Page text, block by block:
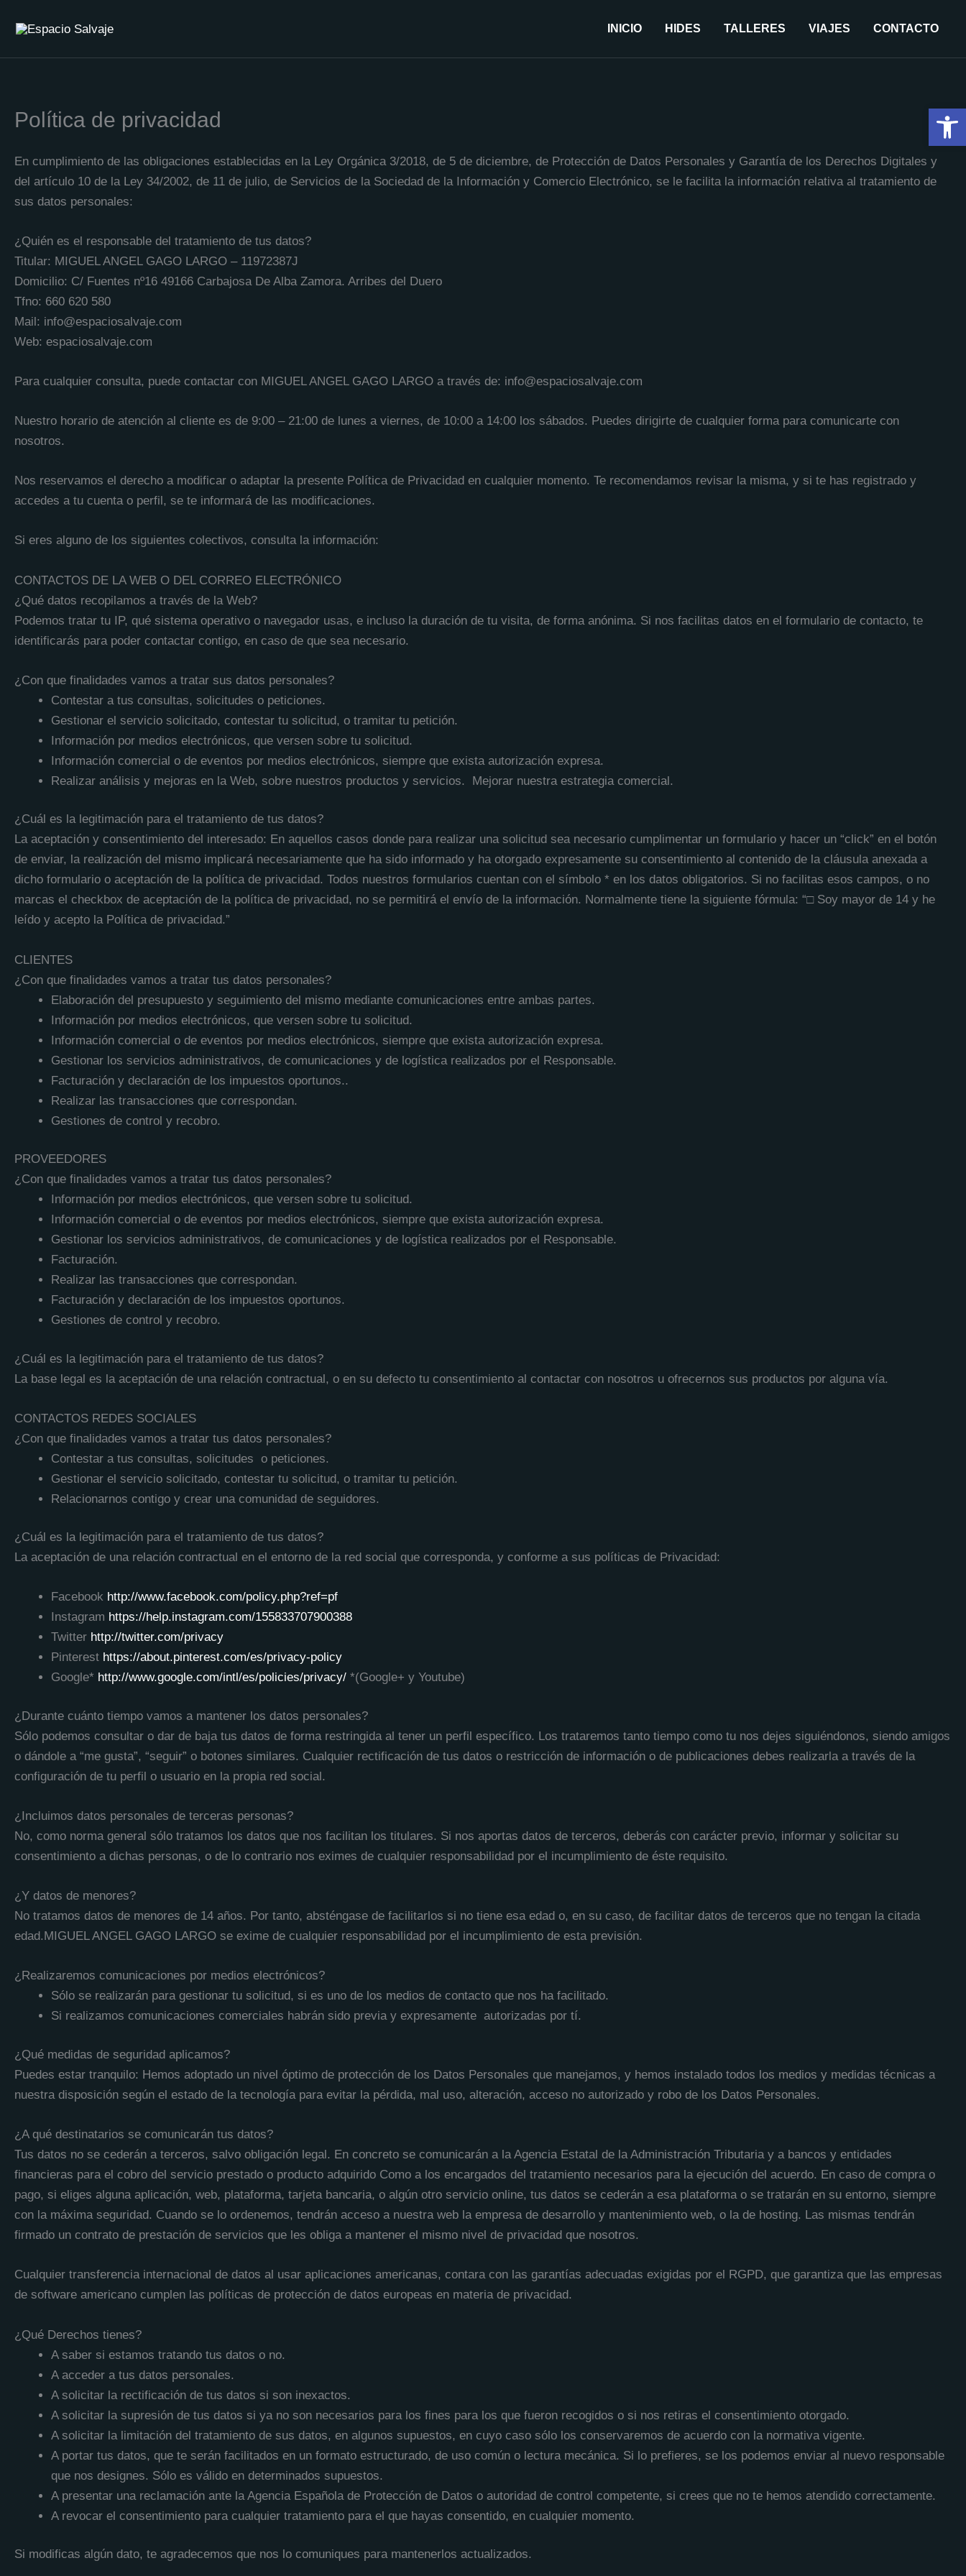
contenido
INICIO HIDES TALLERES VIAJES CONTACTO
Política de privacidad
En cumplimiento de las obligaciones establecidas en la Ley Orgánica 3/2018, de 5 de diciembre, de Protección de Datos Personales y Garantía de los Derechos Digitales y
del artículo 10 de la Ley 34/2002, de 11 de julio, de Servicios de la Sociedad de la Información y Comercio Electrónico, se le facilita la información relativa al tratamiento de
sus datos personales:
¿Quién es el responsable del tratamiento de tus datos?
Titular: MIGUEL ANGEL GAGO LARGO – 11972387J
Domicilio: C/ Fuentes nº16 49166 Carbajosa De Alba Zamora. Arribes del Duero
Tfno: 660 620 580
Mail: info@espaciosalvaje.com
Web: espaciosalvaje.com
Para cualquier consulta, puede contactar con MIGUEL ANGEL GAGO LARGO a través de: info@espaciosalvaje.com
Nuestro horario de atención al cliente es de 9:00 – 21:00 de lunes a viernes, de 10:00 a 14:00 los sábados. Puedes dirigirte de cualquier forma para comunicarte con
nosotros.
Nos reservamos el derecho a modificar o adaptar la presente Política de Privacidad en cualquier momento. Te recomendamos revisar la misma, y si te has registrado y
accedes a tu cuenta o perfil, se te informará de las modificaciones.
Si eres alguno de los siguientes colectivos, consulta la información:
CONTACTOS DE LA WEB O DEL CORREO ELECTRÓNICO
¿Qué datos recopilamos a través de la Web?
Podemos tratar tu IP, qué sistema operativo o navegador usas, e incluso la duración de tu visita, de forma anónima. Si nos facilitas datos en el formulario de contacto, te
identificarás para poder contactar contigo, en caso de que sea necesario.
¿Con que finalidades vamos a tratar sus datos personales?
Contestar a tus consultas, solicitudes o peticiones.
Gestionar el servicio solicitado, contestar tu solicitud, o tramitar tu petición.
Información por medios electrónicos, que versen sobre tu solicitud.
Información comercial o de eventos por medios electrónicos, siempre que exista autorización expresa.
Realizar análisis y mejoras en la Web, sobre nuestros productos y servicios.
Mejorar nuestra estrategia comercial.
¿Cuál es la legitimación para el tratamiento de tus datos?
La aceptación y consentimiento del interesado: En aquellos casos donde para realizar una solicitud sea necesario cumplimentar un formulario y hacer un “click” en el botón
de enviar, la realización del mismo implicará necesariamente que ha sido informado y ha otorgado expresamente su consentimiento al contenido de la cláusula anexada a
dicho formulario o aceptación de la política de privacidad. Todos nuestros formularios cuentan con el símbolo * en los datos obligatorios. Si no facilitas esos campos, o no
marcas el checkbox de aceptación de la política de privacidad, no se permitirá el envío de la información. Normalmente tiene la siguiente fórmula: “□ Soy mayor de 14 y he
leído y acepto la Política de privacidad.”
CLIENTES
¿Con que finalidades vamos a tratar tus datos personales?
Elaboración del presupuesto y seguimiento del mismo mediante comunicaciones entre ambas partes.
Información por medios electrónicos, que versen sobre tu solicitud.
Información comercial o de eventos por medios electrónicos, siempre que exista autorización expresa.
Gestionar los servicios administrativos, de comunicaciones y de logística realizados por el Responsable.
Facturación y declaración de los impuestos oportunos..
Realizar las transacciones que correspondan.
Gestiones de control y recobro.
PROVEEDORES
¿Con que finalidades vamos a tratar tus datos personales?
Información por medios electrónicos, que versen sobre tu solicitud.
Información comercial o de eventos por medios electrónicos, siempre que exista autorización expresa.
Gestionar los servicios administrativos, de comunicaciones y de logística realizados por el Responsable.
Facturación.
Realizar las transacciones que correspondan.
Facturación y declaración de los impuestos oportunos.
Gestiones de control y recobro.
¿Cuál es la legitimación para el tratamiento de tus datos?
La base legal es la aceptación de una relación contractual, o en su defecto tu consentimiento al contactar con nosotros u ofrecernos sus productos por alguna vía.
CONTACTOS REDES SOCIALES
¿Con que finalidades vamos a tratar tus datos personales?
Contestar a tus consultas, solicitudes o peticiones.
Gestionar el servicio solicitado, contestar tu solicitud, o tramitar tu petición.
Relacionarnos contigo y crear una comunidad de seguidores.
¿Cuál es la legitimación para el tratamiento de tus datos?
La aceptación de una relación contractual en el entorno de la red social que corresponda, y conforme a sus políticas de Privacidad:
Facebook http://www.facebook.com/policy.php?ref=pf
Instagram https://help.instagram.com/155833707900388
Twitter http://twitter.com/privacy
Pinterest https://about.pinterest.com/es/privacy-policy
Google* http://www.google.com/intl/es/policies/privacy/ *(Google+ y Youtube)
¿Durante cuánto tiempo vamos a mantener los datos personales?
Sólo podemos consultar o dar de baja tus datos de forma restringida al tener un perfil específico. Los trataremos tanto tiempo como tu nos dejes siguiéndonos, siendo amigos
o dándole a “me gusta”, “seguir” o botones similares. Cualquier rectificación de tus datos o restricción de información o de publicaciones debes realizarla a través de la
configuración de tu perfil o usuario en la propia red social.
¿Incluimos datos personales de terceras personas?
No, como norma general sólo tratamos los datos que nos facilitan los titulares. Si nos aportas datos de terceros, deberás con carácter previo, informar y solicitar su
consentimiento a dichas personas, o de lo contrario nos eximes de cualquier responsabilidad por el incumplimiento de éste requisito.
¿Y datos de menores?
No tratamos datos de menores de 14 años. Por tanto, absténgase de facilitarlos si no tiene esa edad o, en su caso, de facilitar datos de terceros que no tengan la citada
edad.MIGUEL ANGEL GAGO LARGO se exime de cualquier responsabilidad por el incumplimiento de esta previsión.
¿Realizaremos comunicaciones por medios electrónicos?
Sólo se realizarán para gestionar tu solicitud, si es uno de los medios de contacto que nos ha facilitado.
Si realizamos comunicaciones comerciales habrán sido previa y expresamente autorizadas por tí.
¿Qué medidas de seguridad aplicamos?
Puedes estar tranquilo: Hemos adoptado un nivel óptimo de protección de los Datos Personales que manejamos, y hemos instalado todos los medios y medidas técnicas a
nuestra disposición según el estado de la tecnología para evitar la pérdida, mal uso, alteración, acceso no autorizado y robo de los Datos Personales.
¿A qué destinatarios se comunicarán tus datos?
Tus datos no se cederán a terceros, salvo obligación legal. En concreto se comunicarán a la Agencia Estatal de la Administración Tributaria y a bancos y entidades
financieras para el cobro del servicio prestado o producto adquirido Como a los encargados del tratamiento necesarios para la ejecución del acuerdo. En caso de compra o
pago, si eliges alguna aplicación, web, plataforma, tarjeta bancaria, o algún otro servicio online, tus datos se cederán a esa plataforma o se tratarán en su entorno, siempre
con la máxima seguridad. Cuando se lo ordenemos, tendrán acceso a nuestra web la empresa de desarrollo y mantenimiento web, o la de hosting. Las mismas tendrán
firmado un contrato de prestación de servicios que les obliga a mantener el mismo nivel de privacidad que nosotros.
Cualquier transferencia internacional de datos al usar aplicaciones americanas, contara con las garantías adecuadas exigidas por el RGPD, que garantiza que las empresas
de software americano cumplen las políticas de protección de datos europeas en materia de privacidad.
¿Qué Derechos tienes?
A saber si estamos tratando tus datos o no.
A acceder a tus datos personales.
A solicitar la rectificación de tus datos si son inexactos.
A solicitar la supresión de tus datos si ya no son necesarios para los fines para los que fueron recogidos o si nos retiras el consentimiento otorgado.
A solicitar la limitación del tratamiento de sus datos, en algunos supuestos, en cuyo caso sólo los conservaremos de acuerdo con la normativa vigente.
A portar tus datos, que te serán facilitados en un formato estructurado, de uso común o lectura mecánica. Si lo prefieres, se los podemos enviar al nuevo responsable
que nos designes. Sólo es válido en determinados supuestos.
A presentar una reclamación ante la Agencia Española de Protección de Datos o autoridad de control competente, si crees que no te hemos atendido correctamente.
A revocar el consentimiento para cualquier tratamiento para el que hayas consentido, en cualquier momento.
Si modificas algún dato, te agradecemos que nos lo comuniques para mantenerlos actualizados.
Abrir